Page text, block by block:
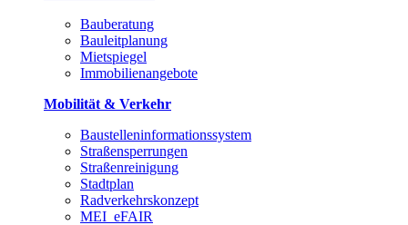
Bauberatung
Bauleitplanung
Mietspiegel
Immobilienangebote
Mobilität & Verkehr
Baustelleninformationssystem
Straßensperrungen
Straßenreinigung
Stadtplan
Radverkehrskonzept
MEI_eFAIR